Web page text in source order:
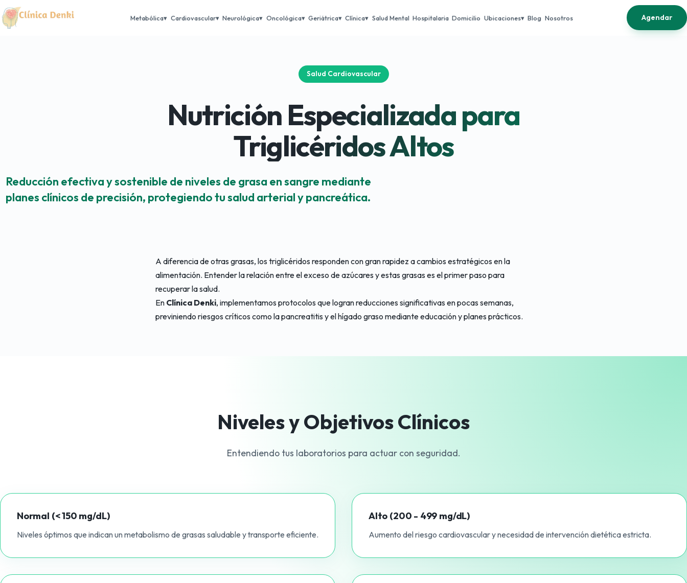
Metabólica Cardiovascular Neurológica Oncológica Geriátrica Clínica Salud Mental Hospitalaria Domicilio Ubicaciones Blog Nosotros Agendar
Salud Cardiovascular
Nutrición Especializada para
Triglicéridos Altos
Reducción efectiva y sostenible de niveles de grasa en sangre mediante
planes clínicos de precisión, protegiendo tu salud arterial y pancreática.
A diferencia de otras grasas, los triglicéridos responden con gran rapidez a cambios estratégicos en la
alimentación. Entender la relación entre el exceso de azúcares y estas grasas es el primer paso para
recuperar la salud.
En Clínica Denki, implementamos protocolos que logran reducciones significativas en pocas semanas,
previniendo riesgos críticos como la pancreatitis y el hígado graso mediante educación y planes prácticos.
Niveles y Objetivos Clínicos
Entendiendo tus laboratorios para actuar con seguridad.
Normal (< 150 mg/dL)
Niveles óptimos que indican un metabolismo de grasas saludable y transporte eficiente.
Alto (200 - 499 mg/dL)
Aumento del riesgo cardiovascular y necesidad de intervención dietética estricta.